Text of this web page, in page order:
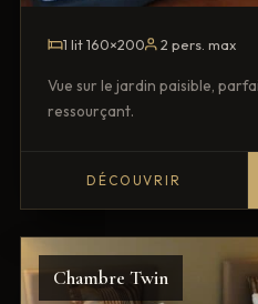
1 lit 160×200 2 pers. max
Vue sur le jardin paisible,
ressourçant.
DÉCOUVRIR
Chambre Twin